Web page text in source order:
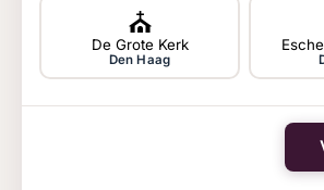
⛪
De Grote Kerk
Den Haag